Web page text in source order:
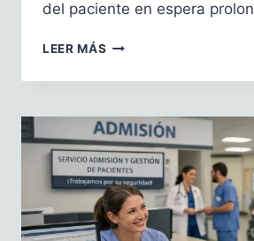
del paciente en espera
LEER MÁS ¿SE
OLVIDADO
MÍ?
PACIENTES
Y
LISTA
DE
ESPERA:
GESTIONAR